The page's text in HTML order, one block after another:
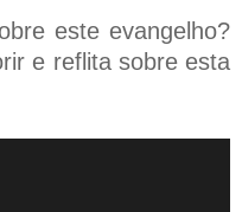
este evangelho?
e reflita sobre esta